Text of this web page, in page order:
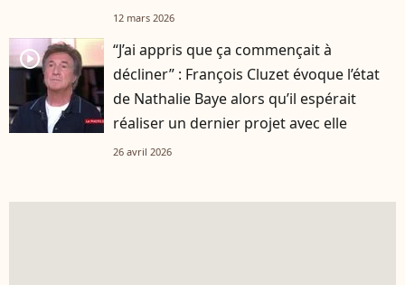
12 mars 2026
player2
“J’ai appris que ça commençait à
décliner” : François Cluzet évoque l’état
de Nathalie Baye alors qu’il espérait
réaliser un dernier projet avec elle
26 avril 2026